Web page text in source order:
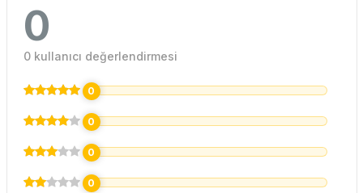
0
0 kullanıcı değerlendirmesi
0
0
0
0